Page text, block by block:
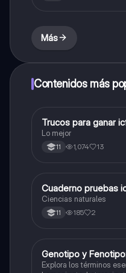
Más
Contenidos más
Química
Trucos para ganar
Lo mejor
11 1,074 13
Biologia
Cuaderno pruebas
Ciencias naturales
11 185 2
GBiologia
Genotipo y
Explora los términos